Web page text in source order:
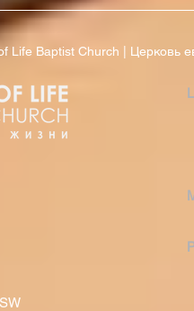
Life Baptist Church | Церковь